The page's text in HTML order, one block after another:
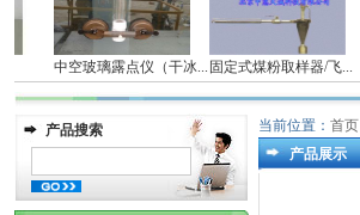
中空玻璃露点仪（干冰...固定式煤粉取样器/飞...
产品搜索 当前位置： 首页
产品展示